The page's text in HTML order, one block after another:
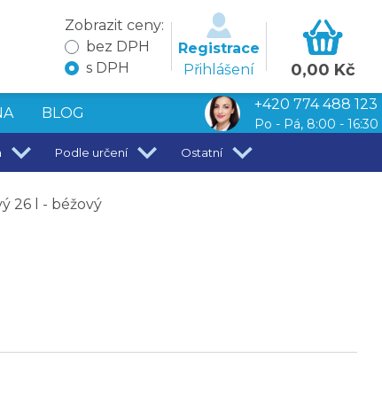
Zobrazit ceny:
bez DPH
s DPH
Registrace
Přihlášení
0,00 Kč
BLOG
+420 774 488 123
Po - Pá, 8:00 - 16:30
Podle určení Ostatní
26 l - béžový